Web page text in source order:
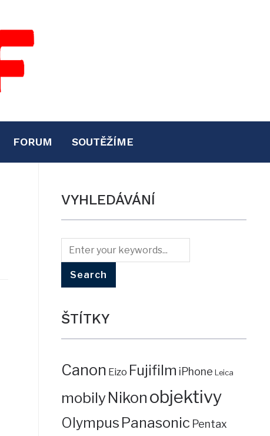
FORUM SOUTĚŽÍME
VYHLEDÁVÁNÍ
ŠTÍTKY
Canon Eizo Fujifilm iPhone Leica
mobilyNikon objektivy
Olympus Panasonic Pentax